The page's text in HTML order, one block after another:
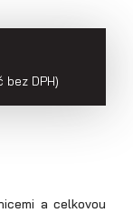
bez DPH)
a celkovou